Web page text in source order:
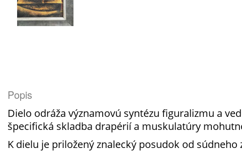
Popis
Dielo odráža významovú syntézu figuralizmu a
špecifická skladba drapérií a muskulatúry
K dielu je priložený znalecký posudok od